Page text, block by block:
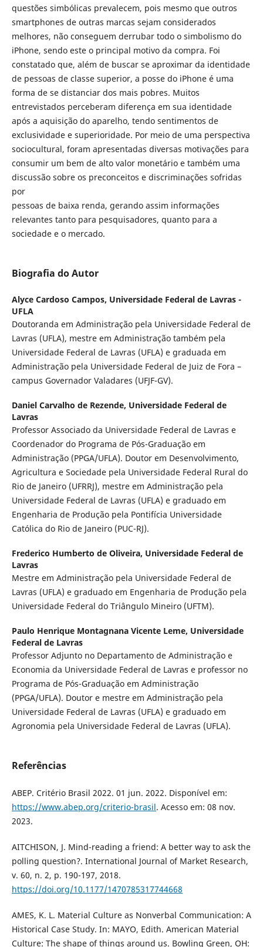
questões simbólicas prevalecem, pois mesmo que outros
smartphones de outras marcas sejam considerados
melhores, não conseguem derrubar todo o simbolismo do
iPhone, sendo este o principal motivo da compra. Foi
constatado que, além de buscar se aproximar da identidade
de pessoas de classe superior, a posse do iPhone é uma
forma de se distanciar dos mais pobres. Muitos
entrevistados perceberam diferença em sua identidade
após a aquisição do aparelho, tendo sentimentos de
exclusividade e superioridade. Por meio de uma perspectiva
sociocultural, foram apresentadas diversas motivações para
consumir um bem de alto valor monetário e também uma
discussão sobre os preconceitos e discriminações sofridas
por
pessoas de baixa renda, gerando assim informações
relevantes tanto para pesquisadores, quanto para a
sociedade e o mercado.
Biografia do Autor
Alyce Cardoso Campos, Universidade Federal de Lavras -
UFLA
Doutoranda em Administração pela Universidade Federal de
Lavras (UFLA), mestre em Administração também pela
Universidade Federal de Lavras (UFLA) e graduada em
Administração pela Universidade Federal de Juiz de Fora –
campus Governador Valadares (UFJF-GV).
Daniel Carvalho de Rezende, Universidade Federal de
Lavras
Professor Associado da Universidade Federal de Lavras e
Coordenador do Programa de Pós-Graduação em
Administração (PPGA/UFLA). Doutor em Desenvolvimento,
Agricultura e Sociedade pela Universidade Federal Rural do
Rio de Janeiro (UFRRJ), mestre em Administração pela
Universidade Federal de Lavras (UFLA) e graduado em
Engenharia de Produção pela Pontifícia Universidade
Católica do Rio de Janeiro (PUC-RJ).
Frederico Humberto de Oliveira, Universidade Federal de
Lavras
Mestre em Administração pela Universidade Federal de
Lavras (UFLA) e graduado em Engenharia de Produção pela
Universidade Federal do Triângulo Mineiro (UFTM).
Paulo Henrique Montagnana Vicente Leme, Universidade
Federal de Lavras
Professor Adjunto no Departamento de Administração e
Economia da Universidade Federal de Lavras e professor no
Programa de Pós-Graduação em Administração
(PPGA/UFLA). Doutor e mestre em Administração pela
Universidade Federal de Lavras (UFLA) e graduado em
Agronomia pela Universidade Federal de Lavras (UFLA).
Referências
ABEP. Critério Brasil 2022. 01 jun. 2022. Disponível em:
https://www.abep.org/criterio-brasil. Acesso em: 08 nov.
2023.
AITCHISON, J. Mind-reading a friend: A better way to ask the
polling question?. International Journal of Market Research,
v. 60, n. 2, p. 190-197, 2018.
https://doi.org/10.1177/1470785317744668
AMES, K. L. Material Culture as Nonverbal Communication: A
Historical Case Study. In: MAYO, Edith. American Material
Culture: The shape of things around us. Bowling Green, OH: